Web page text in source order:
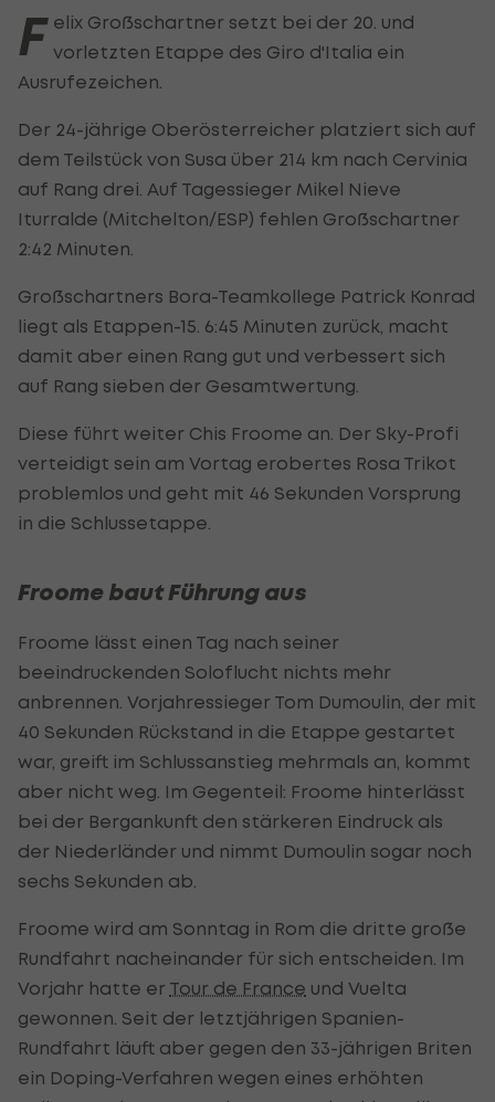
F elix Großschartner setzt bei der 20. und
vorletzten Etappe des Giro d'Italia ein
Ausrufezeichen.
Der 24-jährige Oberösterreicher platziert sich auf
dem Teilstück von Susa über 214 km nach Cervinia
auf Rang drei. Auf Tagessieger Mikel Nieve
Iturralde (Mitchelton/ESP) fehlen Großschartner
2:42 Minuten.
Großschartners Bora-Teamkollege Patrick Konrad
liegt als Etappen-15. 6:45 Minuten zurück, macht
damit aber einen Rang gut und verbessert sich
auf Rang sieben der Gesamtwertung.
Diese führt weiter Chis Froome an. Der Sky-Profi
verteidigt sein am Vortag erobertes Rosa Trikot
problemlos und geht mit 46 Sekunden Vorsprung
in die Schlussetappe.
Froome baut Führung aus
Froome lässt einen Tag nach seiner
beeindruckenden Soloflucht nichts mehr
anbrennen. Vorjahressieger Tom Dumoulin, der mit
40 Sekunden Rückstand in die Etappe gestartet
war, greift im Schlussanstieg mehrmals an, kommt
aber nicht weg. Im Gegenteil: Froome hinterlässt
bei der Bergankunft den stärkeren Eindruck als
der Niederländer und nimmt Dumoulin sogar noch
sechs Sekunden ab.
Froome wird am Sonntag in Rom die dritte große
Rundfahrt nacheinander für sich entscheiden. Im
Vorjahr hatte er Tour de France und Vuelta
gewonnen. Seit der letztjährigen Spanien-
Rundfahrt läuft aber gegen den 33-jährigen Briten
ein Doping-Verfahren wegen eines erhöhten